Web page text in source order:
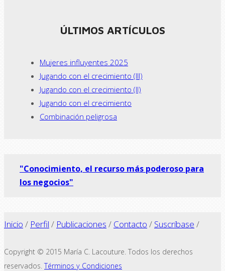
ÚLTIMOS ARTÍCULOS
Mujeres influyentes 2025
Jugando con el crecimiento (III)
Jugando con el crecimiento (II)
Jugando con el crecimiento
Combinación peligrosa
"Conocimiento, el recurso más poderoso para
los negocios"
Inicio / Perfil / Publicaciones / Contacto / Suscríbase /
Copyright © 2015 María C. Lacouture. Todos los derechos
reservados.Términos y Condiciones